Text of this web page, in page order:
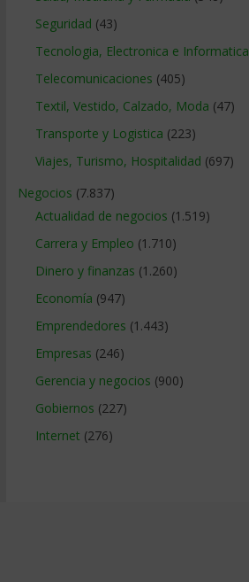
Seguridad (43)
Tecnologia, Electronica e Informatica
Telecomunicaciones (405)
Textil, Vestido, Calzado, Moda (47)
Transporte y Logistica (223)
Viajes, Turismo, Hospitalidad (697)
Negocios (7.837)
Actualidad de negocios (1.519)
Carrera y Empleo (1.710)
Dinero y finanzas (1.260)
Economía (947)
Emprendedores (1.443)
Empresas (246)
Gerencia y negocios (900)
Gobiernos (227)
Internet (276)